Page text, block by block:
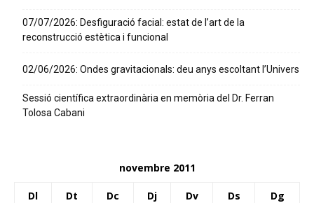
07/07/2026: Desfiguració facial: estat de l’art de la
reconstrucció estètica i funcional
02/06/2026: Ondes gravitacionals: deu anys escoltant l’Univers
Sessió científica extraordinària en memòria del Dr. Ferran
Tolosa Cabani
novembre 2011
Dl Dt Dc Dj Dv Ds Dg